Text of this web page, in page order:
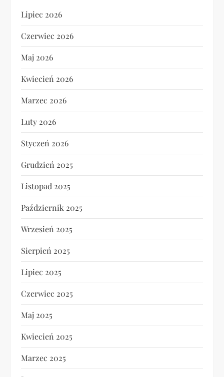
Lipiec 2026
Czerwiec 2026
Maj 2026
Kwiecień 2026
Marzec 2026
Luty 2026
Styczeń 2026
Grudzień 2025
Listopad 2025
Październik 2025
Wrzesień 2025
Sierpień 2025
Lipiec 2025
Czerwiec 2025
Maj 2025
Kwiecień 2025
Marzec 2025